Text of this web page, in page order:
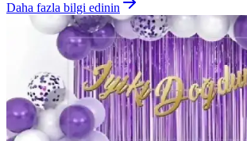
Daha fazla bilgi edinin